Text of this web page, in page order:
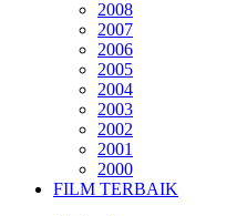
2008
2007
2006
2005
2004
2003
2002
2001
2000
FILM TERBAIK